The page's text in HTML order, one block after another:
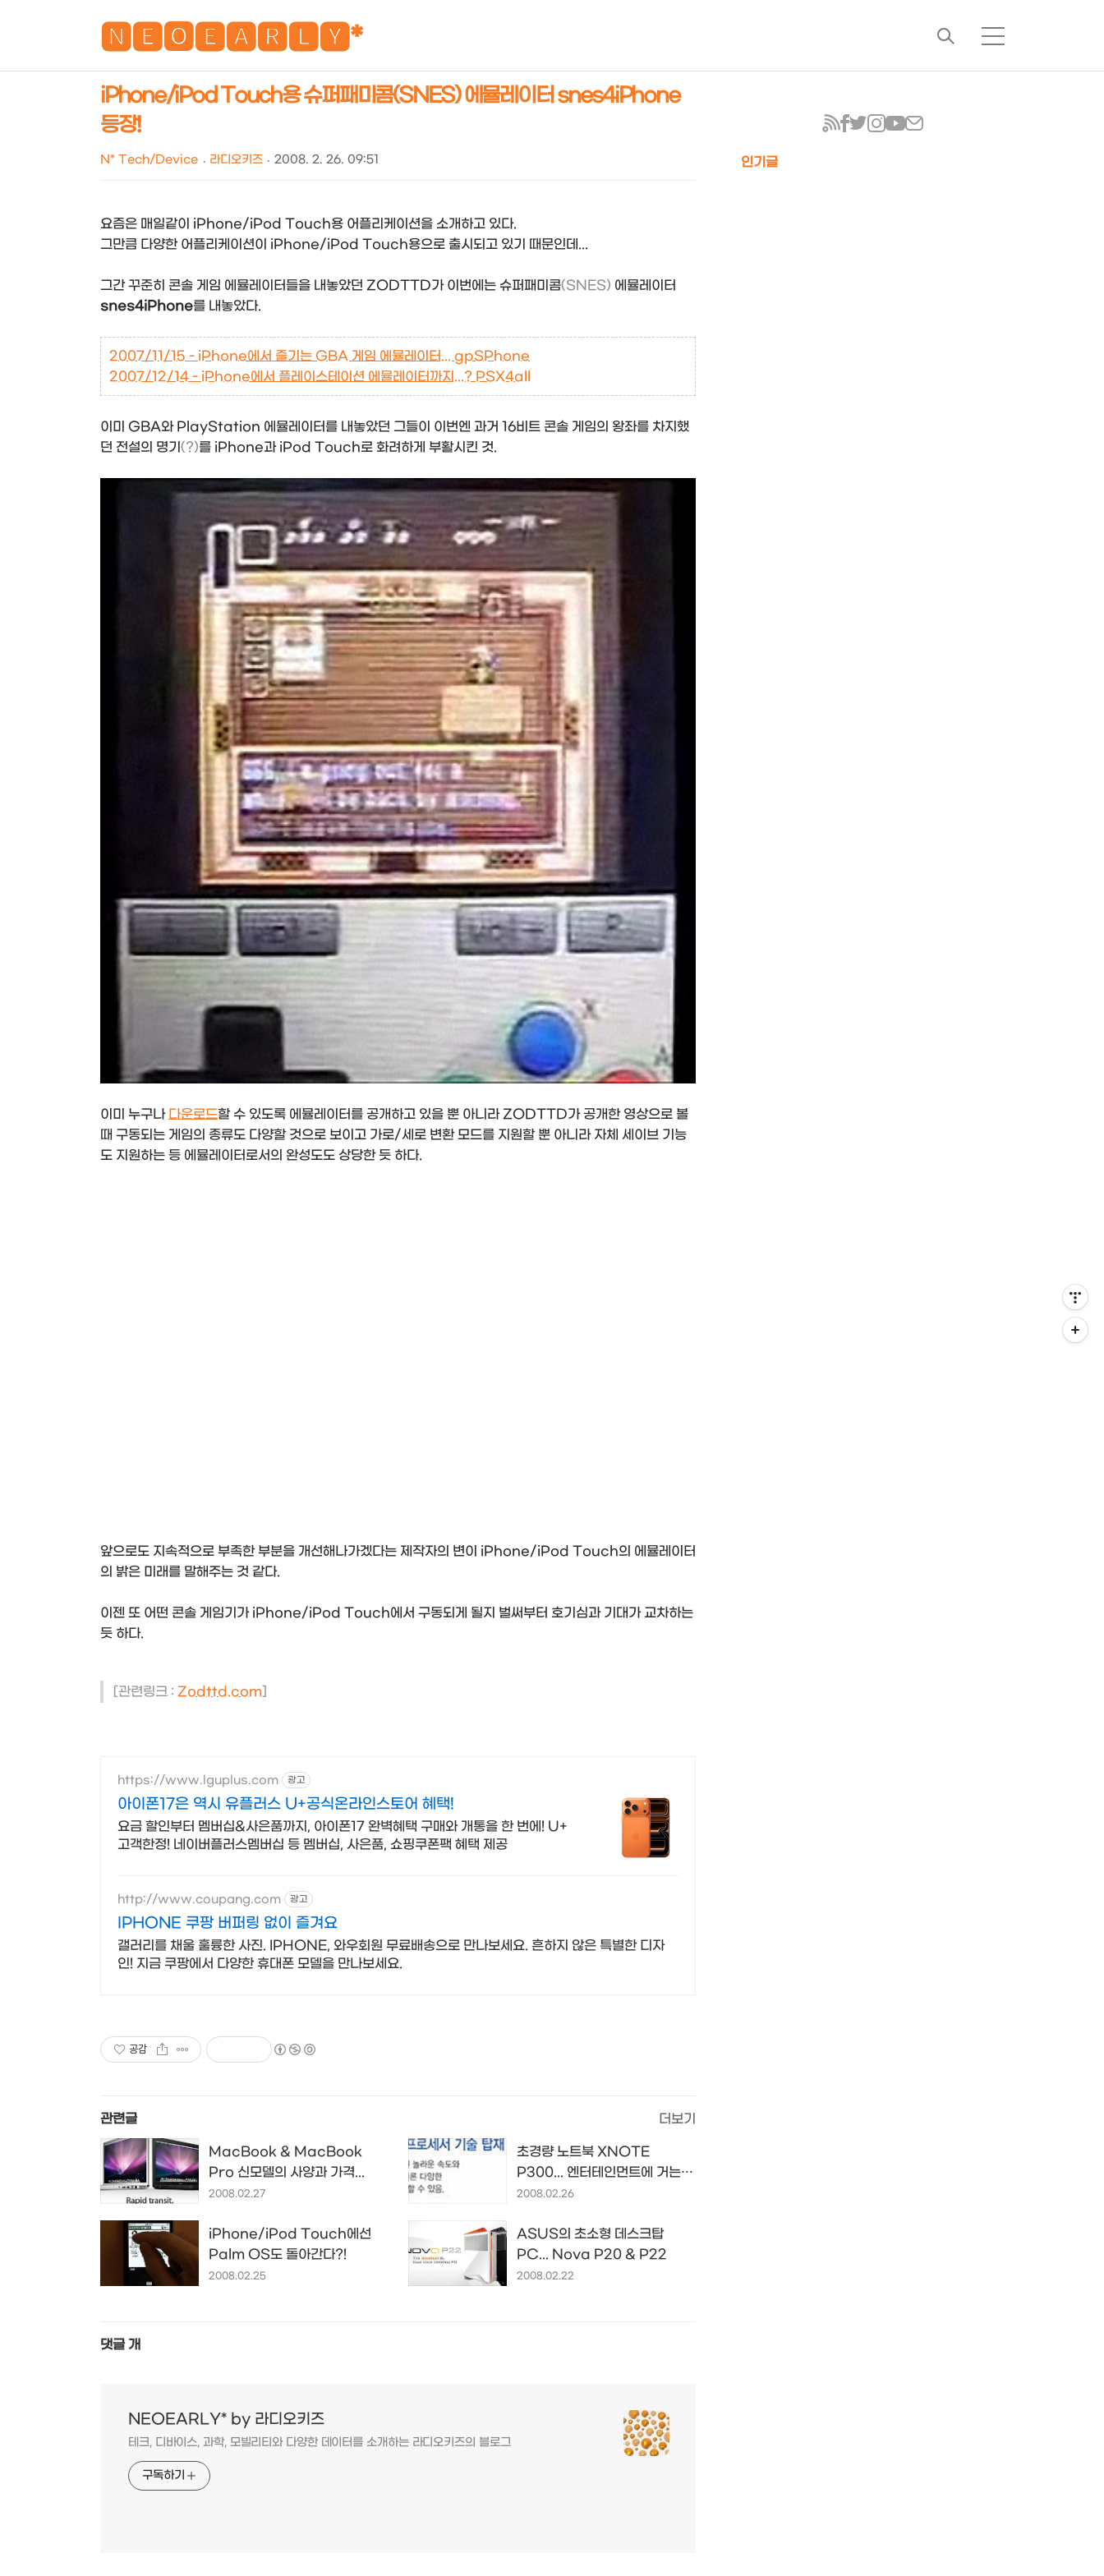
🅽🅴🅾🅴🅰🆁🅻🆈*NEOEARLY*
검
메
iPhone/iPod Touch용 슈퍼패미콤(SNES) 에뮬레이터 snes4iPhone
등장!
N* Tech/Device 라디오키즈 2008. 2. 26. 09:51
요즘은 매일같이 iPhone/iPod Touch용 어플리케이션을 소개하고 있다.
그만큼 다양한 어플리케이션이 iPhone/iPod Touch용으로 출시되고 있기 때문인데...
그간 꾸준히 콘솔 게임 에뮬레이터들을 내놓았던 ZODTTD가 이번에는 슈퍼패미콤(SNES) 에뮬레이터
snes4iPhone를 내놓았다.
2007/11/15 - iPhone에서 즐기는 GBA 게임 에뮬레이터... gpSPhone
2007/12/14 - iPhone에서 플레이스테이션 에뮬레이터까지...? PSX4all
이미 GBA와 PlayStation 에뮬레이터를 내놓았던 그들이 이번엔 과거 16비트 콘솔 게임의 왕좌를 차지했
던 전설의 명기 (?)를 iPhone과 iPod Touch로 화려하게 부활시킨 것.
이미 누구나 다운로드할 수 있도록 에뮬레이터를 공개하고 있을 뿐 아니라 ZODTTD가 공개한 영상으로 볼
때 구동되는 게임의 종류도 다양할 것으로 보이고 가로/세로 변환 모드를 지원할 뿐 아니라 자체 세이브 기능
도 지원하는 등 에뮬레이터로서의 완성도도 상당한 듯 하다.
앞으로도 지속적으로 부족한 부분을 개선해나가겠다는 제작자의 변이 iPhone/iPod Touch의 에뮬레이터
의 밝은 미래를 말해주는 것 같다.
이젠 또 어떤 콘솔 게임기가 iPhone/iPod Touch에서 구동되게 될지 벌써부터 호기심과 기대가 교차하는
듯 하다.
[관련링크 : Zodttd.com]
https://www.lguplus.com 광고
아이폰17은 역시 유플러스 U+공식온라인스토어 혜택!
요금 할인부터 멤버십&사은품까지, 아이폰17 완벽혜택 구매와 개통을 한 번에! U+
고객한정! 네이버플러스멤버십 등 멤버십, 사은품, 쇼핑쿠폰팩 혜택 제공
http://www.coupang.com 광고
IPHONE 쿠팡 버퍼링 없이 즐겨요
갤러리를 채울 훌륭한 사진. IPHONE, 와우회원 무료배송으로 만나보세요. 흔하지 않은 특별한 디자
인! 지금 쿠팡에서 다양한 휴대폰 모델을 만나보세요.
공감
관련글 더보기
MacBook & MacBook
Pro 신모델의 사양과 가격...
2008.02.27
초경량 노트북 XNOTE
P300... 엔터테인먼트에 거는
기대!!
2008.02.26
iPhone/iPod Touch에선
Palm OS도 돌아간다?!
2008.02.25
ASUS의 초소형 데스크탑
PC... Nova P20 & P22
2008.02.22
댓글 개
NEOEARLY* by 라디오키즈
테크, 디바이스, 과학, 모빌리티와 다양한 데이터를 소개하는 라디오키즈의 블로그
구독하기
인기글